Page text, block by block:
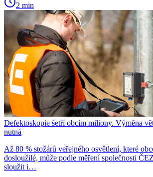
2 min
Defektoskopie šetří obcím miliony. Výměna
nutná
Až 80 % stožárů veřejného osvětlení, které
dosloužilé, může podle měření společnosti
sloužit i…